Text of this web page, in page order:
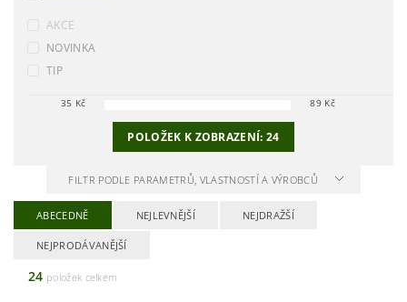
AKCE
NOVINKA
TIP
35 Kč 89Kč
POLOŽEK K ZOBRAZENÍ:24
FILTR PODLE PARAMETRŮ, VLASTNOSTÍ A VÝROBCŮ
ABECEDNĚ NEJLEVNĚJŠÍ NEJDRAŽŠÍ
NEJPRODÁVANĚJŠÍ
24 položek celkem